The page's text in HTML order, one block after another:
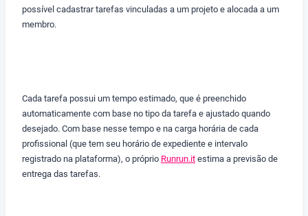
possível cadastrar tarefas vinculadas a um projeto e alocada a um
membro.
Cada tarefa possui um tempo estimado, que é preenchido
automaticamente com base no tipo da tarefa e ajustado quando
desejado. Com base nesse tempo e na carga horária de cada
profissional (que tem seu horário de expediente e intervalo
registrado na plataforma), o próprio Runrun.it estima a previsão de
entrega das tarefas.